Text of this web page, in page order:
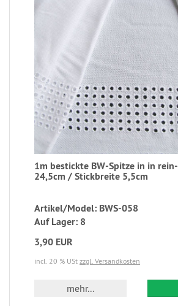
1m bestickte BW-Spitze in in
24,5cm / Stickbreite 5,5cm
Artikel/Model: BWS-058
Auf Lager: 8
3,90 EUR
incl. 20 % USt zzgl. Versandkosten
mehr...